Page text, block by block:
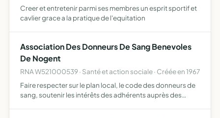
Creer et entretenir parmi ses membres un esprit sportif et
cavlier grace a la pratique de l'equitation
Association Des Donneurs De Sang Benevoles
De Nogent
RNA W521000539 · Santé et action sociale · Créée en 1967
Faire respecter sur le plan local, le code des donneurs de
sang, soutenir les intérêts des adhérents auprès des